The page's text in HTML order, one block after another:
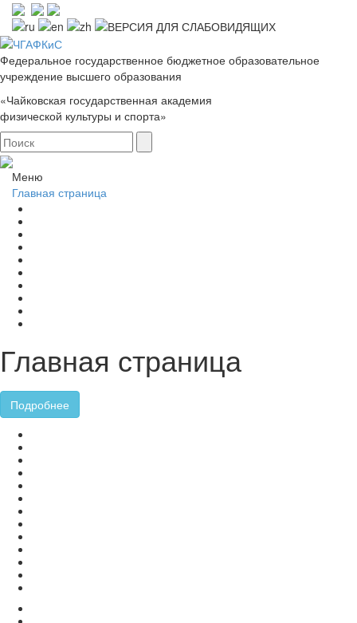
Федеральное государственное бюджетное образовательное
учреждение высшего образования
«Чайковская государственная академия
физической культуры и спорта»
Меню
Главная страница
Главная страница
Подробнее